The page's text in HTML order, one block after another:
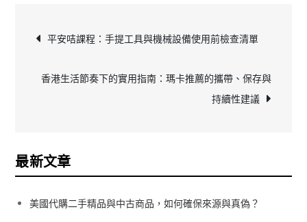
文
章
覽
平安咭課程：手提工具與機械設備使用前檢查清單
香港生活節奏下的實用指南：瑪卡推薦的攜帶、保存與
持續性建議
最新文章
美國代購二手精品與中古商品，如何確保來源與真偽？